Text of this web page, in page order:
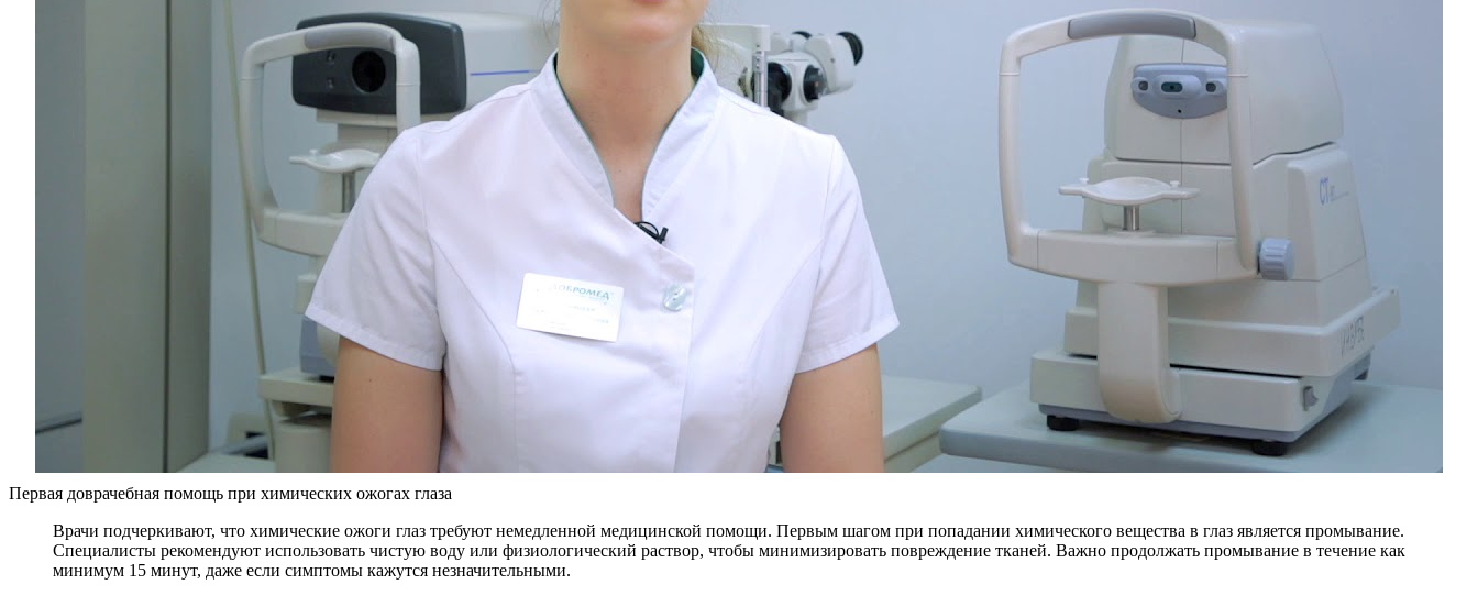
Первая доврачебная помощь при химических ожогах глаза
Врачи подчеркивают, что химические ожоги глаз требуют немедленной медицинской помощи. Первым шагом при попадании химического вещества в глаз является промывание.
Специалисты рекомендуют использовать чистую воду или физиологический раствор, чтобы минимизировать повреждение тканей. Важно продолжать промывание в течение как
минимум 15 минут, даже если симптомы кажутся незначительными.